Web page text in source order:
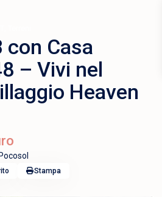
con Casa
– Vivi nel
Heaven
Stampa